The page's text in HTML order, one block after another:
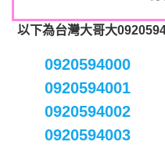
以下為台灣大哥大
0920594000
0920594001
0920594002
0920594003